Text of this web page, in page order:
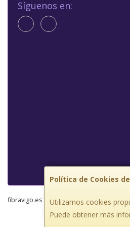
Política de Cookies
Utilizamos cookies
Puede obtener más
Síguenos en:
fibravigo.es © 2026